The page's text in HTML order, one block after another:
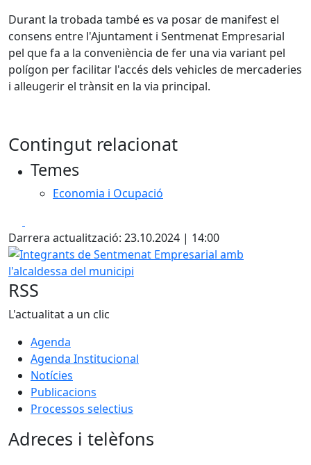
Durant la trobada també es va posar de manifest el
consens entre l'Ajuntament i Sentmenat Empresarial
pel que fa a la conveniència de fer una via variant pel
polígon per facilitar l'accés dels vehicles de mercaderies
i alleugerir el trànsit en la via principal.
Contingut relacionat
Temes
Economia i Ocupació
Darrera actualització: 23.10.2024 | 14:00
Integrants de Sentmenat Empresarial amb l'alcaldessa
RSS
L'actualitat a un clic
Agenda
Agenda Institucional
Notícies
Publicacions
Processos selectius
Adreces i telèfons